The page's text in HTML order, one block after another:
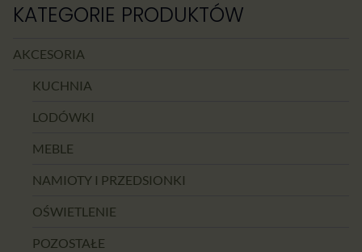
KATEGORIE PRODUKTÓW
AKCESORIA
KUCHNIA
LODÓWKI
MEBLE
NAMIOTY I PRZEDSIONKI
OŚWIETLENIE
POZOSTAŁE